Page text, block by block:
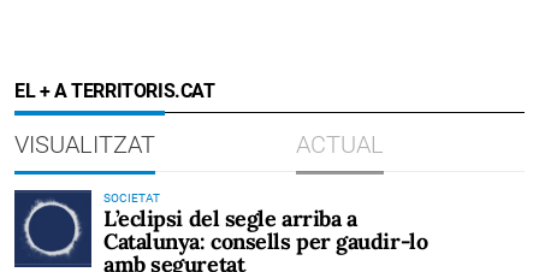
EL + A TERRITORIS.CAT
VISUALITZAT ACTUAL
SOCIETAT
L’eclipsi del segle arriba a
Catalunya: consells per gaudir-lo
amb seguretat